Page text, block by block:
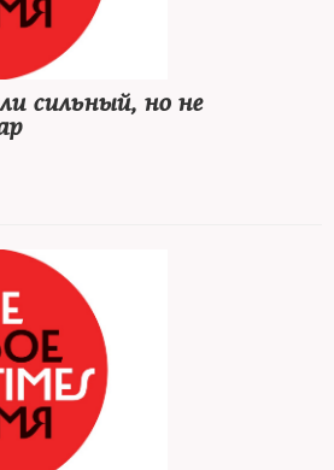
сильный, но не